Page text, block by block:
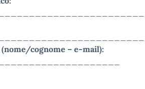
cognome – e-mail):